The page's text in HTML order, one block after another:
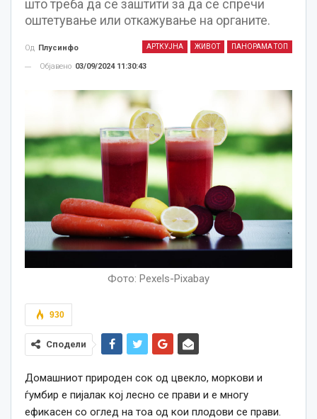
што треба да се заштити за да се спречи
оштетување или откажување на органите.
АРТКУЈНА ЖИВОТ ПАНОРАМА ТОП
Од Плусинфо
Објавено 03/09/2024 11:30:43
Фото: Pexels-Pixabay
930
Сподели
Домашниот природен сок од цвекло, моркови и
ѓумбир е пијалак кој лесно се прави и е многу
ефикасен со оглед на тоа од кои плодови се прави.